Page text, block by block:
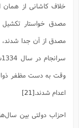
خلاف کاشانی از همان
مصدق خواستار تکشیل
مصدق از آن جدا شدند،
وقت به دست مظفر
اعدام شدند.[21]